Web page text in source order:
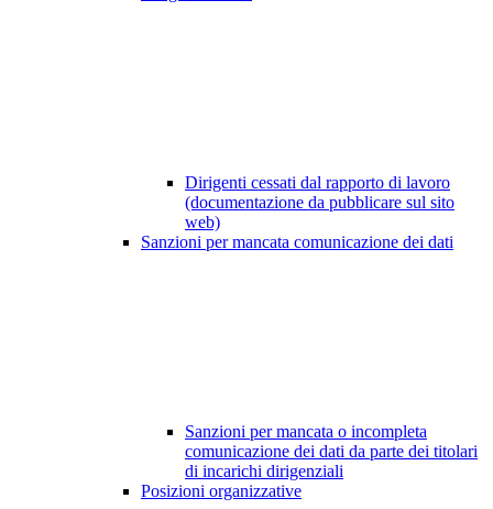
Dirigenti cessati dal rapporto di lavoro
(documentazione da pubblicare sul sito
web)
Sanzioni per mancata comunicazione dei dati
Sanzioni per mancata o incompleta
comunicazione dei dati da parte dei titolari
di incarichi dirigenziali
Posizioni organizzative